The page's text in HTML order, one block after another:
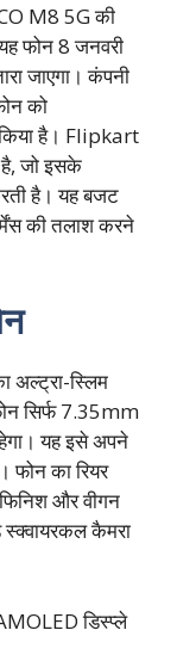
M8 5G की
फोन 8 जनवरी
जाएगा। कंपनी
को
है। Flipkart
है, जो इसके
है। यह बजट
की तलाश करने
अल्ट्रा-स्लिम
सिर्फ 7.35mm
यह इसे अपने
फोन का रियर
और वीगन
कैमरा
डिस्प्ले